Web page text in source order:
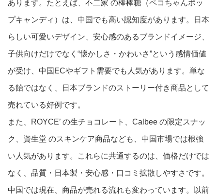
あります。たとえば、不二家 の棒棒糖（ペコちゃんポッ
プキャンディ）は、中国でも高い認知度があります。日本
らしい可愛いデザイン、安心感のあるブランドイメージ、
子供向けだけでなく“懐かしさ・かわいさ”という感情価値
が受け、中国ECやギフト需要でも人気があります。単な
る飴ではなく、日本ブランドのストーリー付き商品として
売れている好例です。
また、ROYCE’ の生チョコレート、Calbee の限定スナッ
ク、資生堂 のスキンケア商品なども、中国市場では根強
い人気があります。これらに共通するのは、価格だけでは
なく、品質・日本製・安心感・口コミ拡散しやすさです。
中国では現在、商品が売れる流れも変わっています。以前